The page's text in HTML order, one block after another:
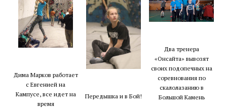
Дима Марков работает
с Евгенией на
Кампусе, все идет на
время
Передышка и в Бой!
Два тренера
«Онсайта» вывозят
своих подопечных на
соревнования по
скалолазанию в
Большой Камень